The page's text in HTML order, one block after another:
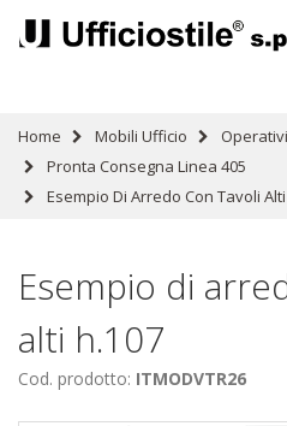
Home Mobili Ufficio Operativi
Pronta Consegna Linea 405
Esempio Di Arredo Con Tavoli
Esempio di
alti h.107
Cod. prodotto: ITMODVTR26